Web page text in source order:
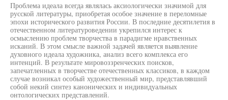
Проблема идеала всегда являлась аксиологически значимой для
русской литературы, приобретая особое значение в переломные
эпохи исторического развития России. В последние десятилетия в
отечественном литературоведении укрепился интерес к
осмыслению проблем творчества в парадигме нравственных
исканий. В этом смысле важной задачей является выявление
духовного идеала художника, анализ всего комплекса его
интенций. В результате мировоззренческих поисков,
запечатленных в творчестве отечественных классиков, в каждом
случае возникал особый художественный мир, представлявший
собой некий синтез канонических и индивидуальных
онтологических представлений.